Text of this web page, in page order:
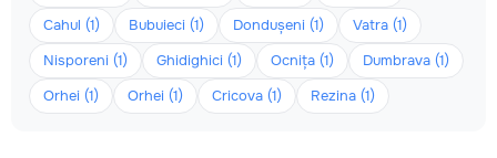
Cahul (1)
Bubuieci (1) Dondușeni (1)
Vatra (1)
Nisporeni (1)
Ghidighici (1) Ocnița (1)
Dumbrava (1)
Orhei (1)
Orhei (1) Cricova (1) Rezina (1)